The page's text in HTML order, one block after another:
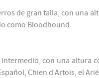
de gran talla, con una
como Bloodhound
con una altura
Chien d Artois, el